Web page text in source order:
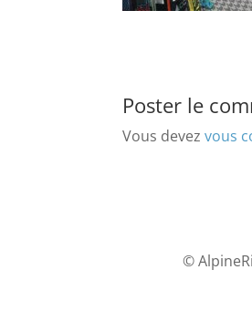
Poster le
Vous devezvous
©